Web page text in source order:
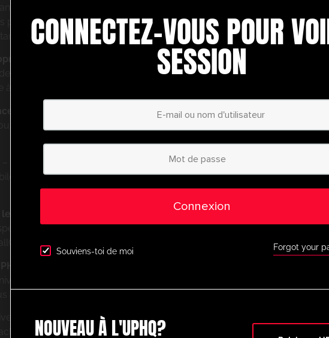
pour améliorer votre jeu de football.
que membre :
exercices sur mesure grâce à notre
disponible sur l’App Store d’Apple et
et bien d’autres.
vous dès aujourd’hui et passez au
avec UltimatePlayerHQ !
En vous inscrivant,
ressources
Voici ce dont vous
Créez et
personnalisées
–
planificateur
Accès à des
débutant au
Accès à
grâce à notre
Google Play.
Réductions
économies grâce
comme
Toutes les
en direct, à des
d’outils de
Ne ratez pas cette
niveau supérieur en
CONNECTEZ-VOUS POUR
SESSION
Connexion
Souviens-toi de moi Forgot your
NOUVEAU À L'UPHQ?